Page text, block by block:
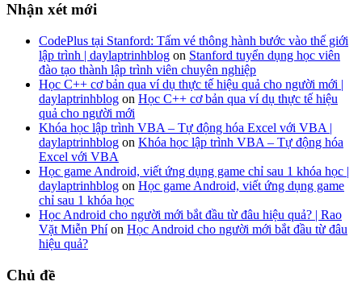
Nhận xét mới
CodePlus tại Stanford: Tấm vé thông hành bước vào thế giới
lập trình | daylaptrinhblog on Stanford tuyển dụng học viên
đào tạo thành lập trình viên chuyên nghiệp
Học C++ cơ bản qua ví dụ thực tế hiệu quả cho người mới |
daylaptrinhblog on Học C++ cơ bản qua ví dụ thực tế hiệu
quả cho người mới
Khóa học lập trình VBA – Tự động hóa Excel với VBA |
daylaptrinhblog on Khóa học lập trình VBA – Tự động hóa
Excel với VBA
Học game Android, viết ứng dụng game chỉ sau 1 khóa học |
daylaptrinhblog on Học game Android, viết ứng dụng game
chỉ sau 1 khóa học
Học Android cho người mới bắt đầu từ đâu hiệu quả? | Rao
Vặt Miễn Phíon Học Android cho người mới bắt đầu từ đâu
hiệu quả?
Chủ đề